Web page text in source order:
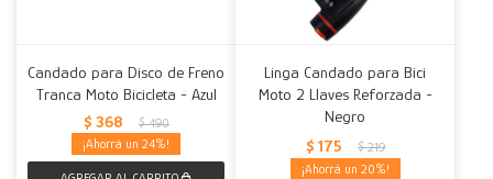
Candado para Disco de Freno
Tranca Moto Bicicleta - Azul
$ 368 $ 490
24
Linga Candado para Bici
Moto 2 Llaves Reforzada -
Negro
$ 175 $ 219
20